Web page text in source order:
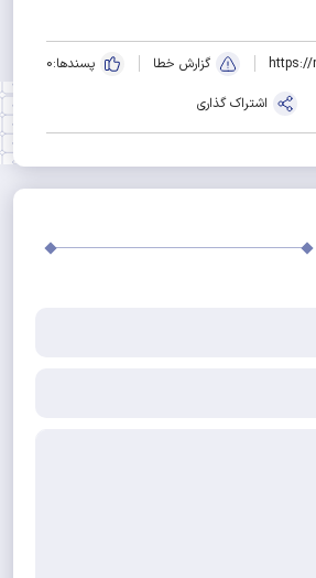
https:// گزارش خطا پسندها:0
اشتراک گذاری